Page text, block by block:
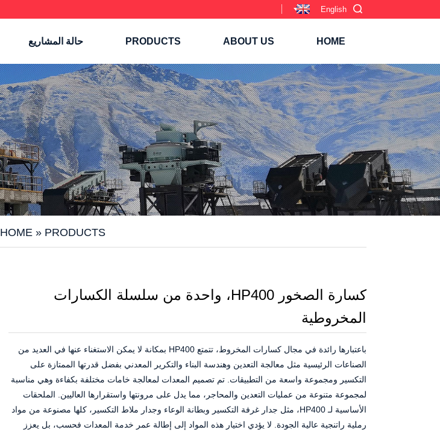
English
HOME
ABOUT US
PRODUCTS حالة المشاريع
HOME » PRODUCTS
كسارة الصخور HP400، واحدة من سلسلة الكسارات
المخروطية
باعتبارها رائدة في مجال كسارات المخروط، تتمتع HP400 بمكانة لا يمكن الاستغناء عنها في العديد من
الصناعات الرئيسية مثل معالجة التعدين وهندسة البناء والتكرير المعدني بفضل قدرتها الممتازة على
التكسير ومجموعة واسعة من التطبيقات. تم تصميم المعدات لمعالجة خامات مختلفة بكفاءة وهي مناسبة
لمجموعة متنوعة من عمليات التعدين والمحاجر، مما يدل على مرونتها واستقرارها العاليين. الملحقات
الأساسية لـ HP400، مثل جدار غرفة التكسير وبطانة الوعاء وجدار ملاط ​​التكسير، كلها مصنوعة من مواد
رملية راتنجية عالية الجودة. لا يؤدي اختيار هذه المواد إلى إطالة عمر خدمة المعدات فحسب، بل يعزز